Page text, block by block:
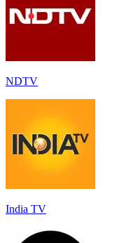
NDTV
India TV